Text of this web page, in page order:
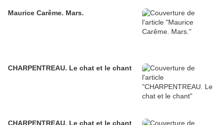
Maurice Carême. Mars.
CHARPENTREAU. Le chat et le chant
CHARPENTREAU. Le chat et le chant